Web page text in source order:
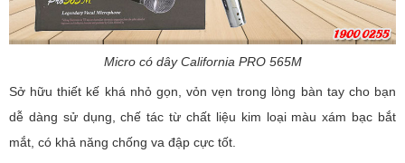
Micro có dây California PRO 565M
Sở hữu thiết kế khá nhỏ gọn, vỏn vẹn trong lòng bàn tay cho bạn
dễ dàng sử dụng, chế tác từ chất liệu kim loại màu xám bạc bắt
mắt, có khả năng chống va đập cực tốt.